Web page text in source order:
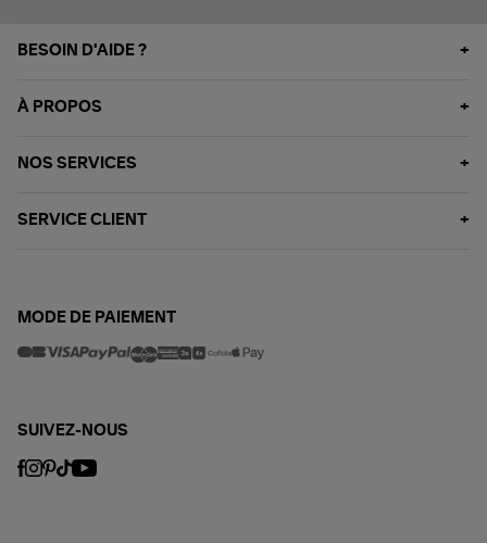
BESOIN D'AIDE ?
À PROPOS
NOS SERVICES
SERVICE CLIENT
MODE DE PAIEMENT
SUIVEZ-NOUS